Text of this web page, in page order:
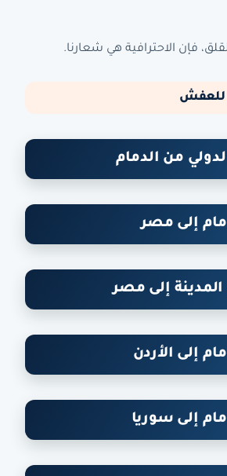
فإن الاحترافية هي شعارنا.
للعفش
من الدمام
إلى مصر
إلى مصر
إلى الأردن
إلى سوريا